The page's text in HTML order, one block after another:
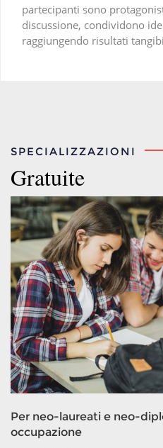
partecipanti sono
discussione, condividono
raggiungendo risultati
SPECIALIZZAZIONI
Gratuite
Per neo-laureati e neo-
occupazione